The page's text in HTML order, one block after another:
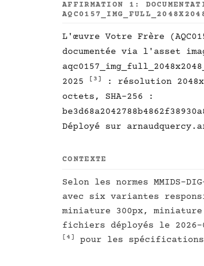
AFFIRMATION 1:
L'œuvre Votre Frère
documentée via l'asset
2025
[3]
: résolution
octets, SHA-256 :
Déployé sur
CONTEXTE
Selon les normes MMIDS-
avec six variantes
miniature 300px,
fichiers déployés le
[4] pour les